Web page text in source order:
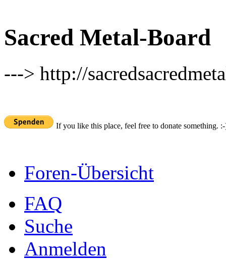
Sacred Metal-Board
---> http://
If you like this place, feel free to donate something.
Foren-Übersicht
FAQ
Suche
Anmelden